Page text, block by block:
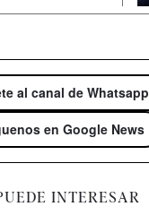
al canal de Whatsapp
en Google News
INTERESAR